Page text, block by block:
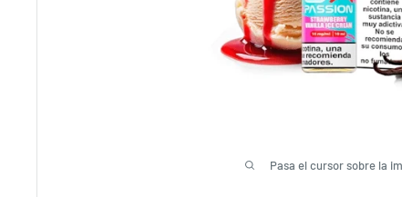
Pasa el cursor sobre la